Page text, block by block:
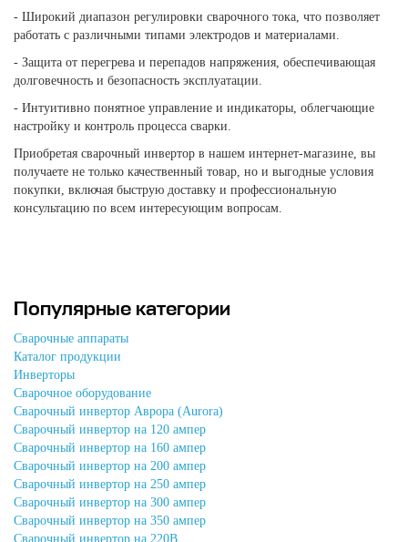
- Широкий диапазон регулировки сварочного тока, что позволяет
работать с различными типами электродов и материалами.
- Защита от перегрева и перепадов напряжения, обеспечивающая
долговечность и безопасность эксплуатации.
- Интуитивно понятное управление и индикаторы, облегчающие
настройку и контроль процесса сварки.
Приобретая сварочный инвертор в нашем интернет-магазине, вы
получаете не только качественный товар, но и выгодные условия
покупки, включая быструю доставку и профессиональную
консультацию по всем интересующим вопросам.
Популярные категории
Сварочные аппараты
Каталог продукции
Инверторы
Сварочное оборудование
Сварочный инвертор Аврора (Aurora)
Сварочный инвертор на 120 ампер
Сварочный инвертор на 160 ампер
Сварочный инвертор на 200 ампер
Сварочный инвертор на 250 ампер
Сварочный инвертор на 300 ампер
Сварочный инвертор на 350 ампер
Сварочный инвертор на 220В